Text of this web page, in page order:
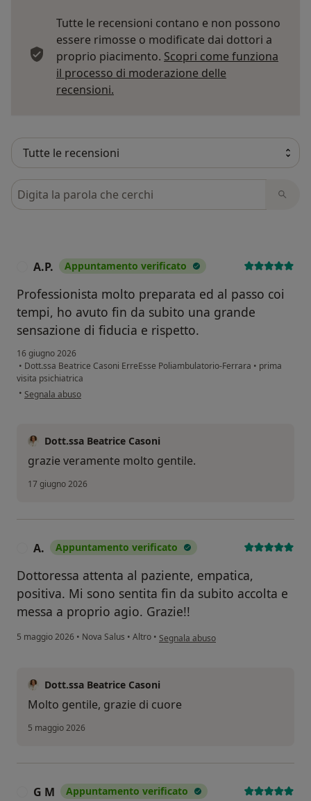
Tutte le recensioni contano e non possono
essere rimosse o modificate dai dottori a
proprio piacimento. Scopri come funziona
il processo di moderazione delle
recensioni.
Cerca nelle recensioni
A.P. Appuntamento verificato
Professionista molto preparata ed al passo coi
tempi, ho avuto fin da subito una grande
sensazione di fiducia e rispetto.
16 giugno 2026
• Dott.ssa Beatrice Casoni ErreEsse Poliambulatorio-Ferrara • prima
visita psichiatrica
• secondo l'opinione dell'utente A.P.
Segnala abuso
Dott.ssa Beatrice Casoni
grazie veramente molto gentile.
17 giugno 2026
A. Appuntamento verificato
Dottoressa attenta al paziente, empatica,
positiva. Mi sono sentita fin da subito accolta e
messa a proprio agio. Grazie!!
5 maggio 2026 • Nova Salus • Altro • secondo l'opinione dell'utente A.
Segnala abuso
Dott.ssa Beatrice Casoni
Molto gentile, grazie di cuore
5 maggio 2026
G M Appuntamento verificato